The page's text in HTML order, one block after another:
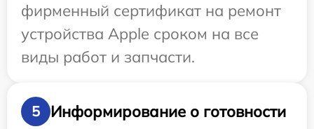
фирменный сертификат на ремонт
устройства Apple сроком на все
виды работ и запчасти.
5
Информирование о готовности